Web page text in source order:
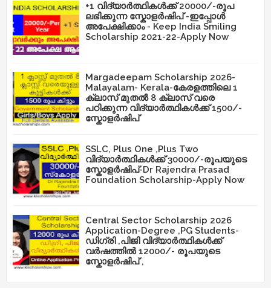
+1 വിദ്യാർത്ഥികൾക്ക് 20000/-രൂപ
ലഭിക്കുന്ന സ്കോളർഷിപ് -ഇപ്പോൾ
അപേക്ഷിക്കാം - Keep India Smiling
Scholarship 2021-22-Apply Now
Margadeepam Scholarship 2026-
Malayalam- Kerala-കേരളത്തിലെ 1
ക്ലാസ് മുതൽ 8 ക്ലാസ് വരെ
പഠിക്കുന്ന വിദ്യാർത്ഥികൾക്ക് 1500/-
സ്കോളർഷിപ്
SSLC, Plus One ,Plus Two
വിദ്യാർത്ഥികൾക്ക് 30000/-രൂപയുടെ
സ്കോളർഷിപ്-Dr Rajendra Prasad
Foundation Scholarship-Apply Now
Central Sector Scholarship 2026
Application-Degree ,PG Students-
ഡിഗ്രി ,പിജി വിദ്യാർത്ഥികൾക്ക്
വർഷത്തിൽ 12000/- രൂപയുടെ
സ്കോളർഷിപ് ,